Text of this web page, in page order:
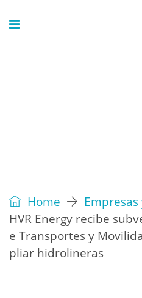
Home
Empresas
HVR Energy recibe
e Transportes y
pliar hidrolineras